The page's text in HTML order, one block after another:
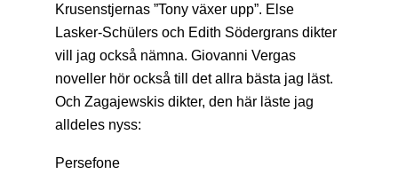
Krusenstjernas ”Tony växer upp”. Else
Lasker-Schülers och Edith Södergrans dikter
vill jag också nämna. Giovanni Vergas
noveller hör också till det allra bästa jag läst.
Och Zagajewskis dikter, den här läste jag
alldeles nyss:
Persefone